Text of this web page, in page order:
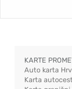
KARTE
Auto karta
Karta